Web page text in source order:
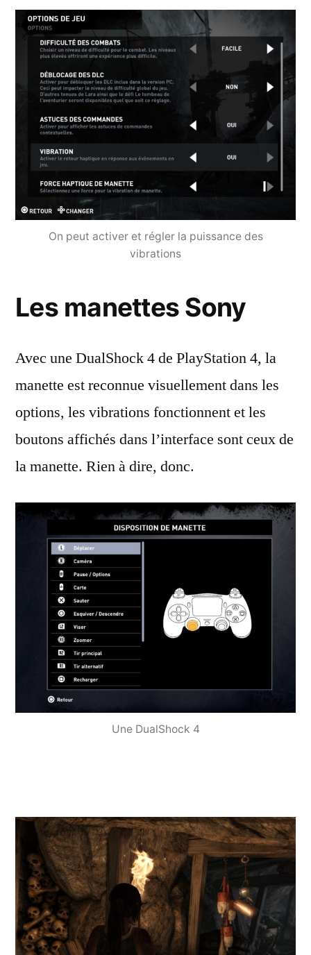
On peut activer et régler la puissance des
vibrations
Les manettes Sony
Avec une DualShock 4 de PlayStation 4, la
manette est reconnue visuellement dans les
options, les vibrations fonctionnent et les
boutons affichés dans l’interface sont ceux de
la manette. Rien à dire, donc.
Une DualShock 4